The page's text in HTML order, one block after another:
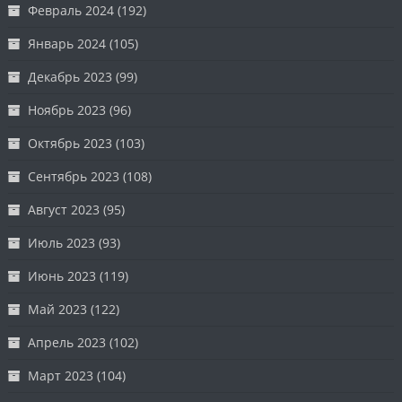
Февраль 2024 (192)
Январь 2024 (105)
Декабрь 2023 (99)
Ноябрь 2023 (96)
Октябрь 2023 (103)
Сентябрь 2023 (108)
Август 2023 (95)
Июль 2023 (93)
Июнь 2023 (119)
Май 2023 (122)
Апрель 2023 (102)
Март 2023 (104)